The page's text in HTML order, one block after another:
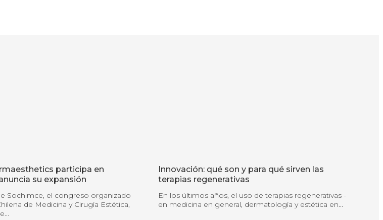
participa en
su expansión
Sochimce, el congreso organizado
de Medicina y Cirugía Estética,
Innovación: qué son y para qué sirven las
terapias regenerativas
En los últimos años, el uso de terapias regenerativas -
en medicina en general, dermatología y estética en...